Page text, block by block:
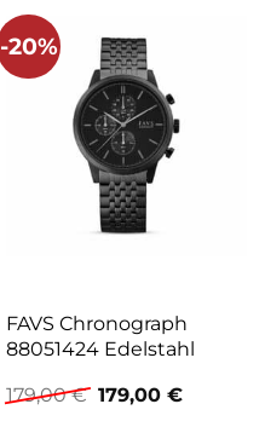
-20%
FAVS Chronograph
88051424 Edelstahl
179,00€ Ursprünglicher
Preis
179,00 €